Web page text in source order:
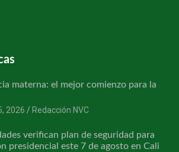
materna: el mejor comienzo para la
2026
Redacción NVC
verifican plan de seguridad para
presidencial este 7 de agosto en Cali